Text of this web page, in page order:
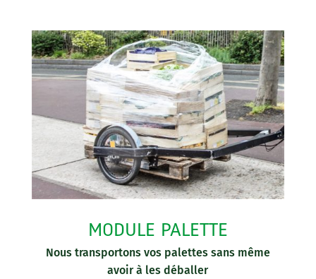
MODULE PALETTE
Nous transportons vos palettes sans même
avoir à les déballer